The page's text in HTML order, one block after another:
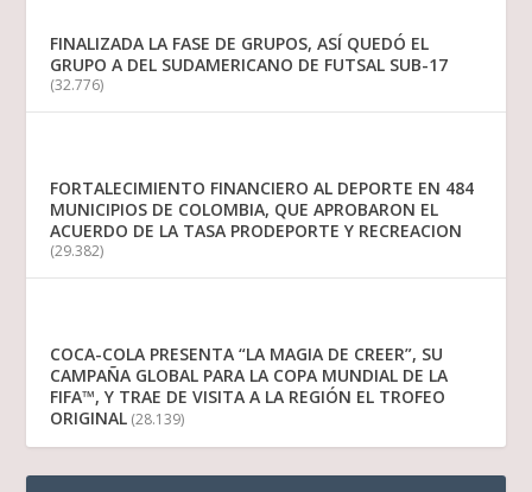
FINALIZADA LA FASE DE GRUPOS, ASÍ QUEDÓ EL
GRUPO A DEL SUDAMERICANO DE FUTSAL SUB-17
(32.776)
FORTALECIMIENTO FINANCIERO AL DEPORTE EN 484
MUNICIPIOS DE COLOMBIA, QUE APROBARON EL
ACUERDO DE LA TASA PRODEPORTE Y RECREACION
(29.382)
COCA-COLA PRESENTA “LA MAGIA DE CREER”, SU
CAMPAÑA GLOBAL PARA LA COPA MUNDIAL DE LA
FIFA™, Y TRAE DE VISITA A LA REGIÓN EL TROFEO
ORIGINAL (28.139)